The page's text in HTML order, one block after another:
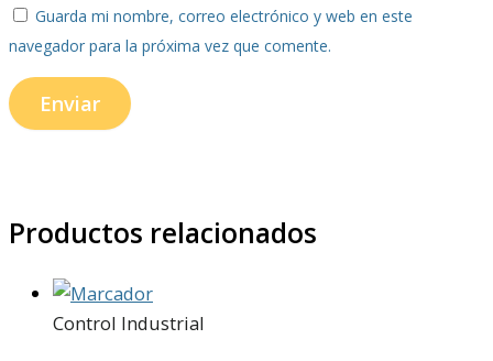
Guarda mi nombre, correo electrónico y web en este
navegador para la próxima vez que comente.
Productos relacionados
Control Industrial